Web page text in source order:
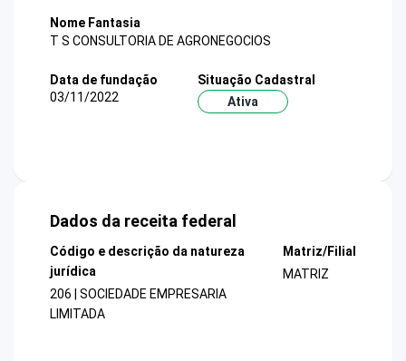
Nome Fantasia
T S CONSULTORIA DE AGRONEGOCIOS
Data de fundação
03/11/2022
Situação Cadastral
Ativa
Dados da receita federal
Código e descrição da natureza
jurídica
206 | SOCIEDADE EMPRESARIA
LIMITADA
Matriz/Filial
MATRIZ